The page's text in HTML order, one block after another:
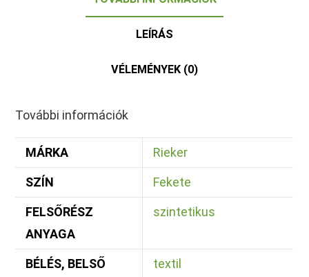
LEÍRÁS
VÉLEMÉNYEK (0)
További információk
MÁRKA Rieker
SZÍN Fekete
FELSŐRÉSZ
ANYAGA
szintetikus
BÉLÉS, BELSŐ
textil